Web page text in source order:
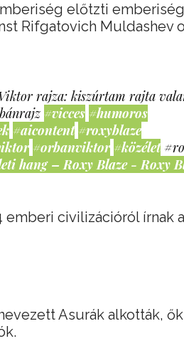
előtzti
Rifgatovich Muldashev
rajza: kiszúrtam rajta
#vicces #humoros
#aicontent #roxyblaze
#orbanviktor #közélet
hang – Roxy Blaze - Roxy
civilizációról írnak
Asurák alkották,